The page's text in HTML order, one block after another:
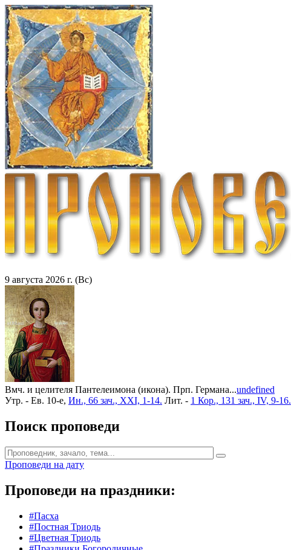
9 августа 2026 г. (Вс)
Вмч. и целителя Пантелеимона (икона). Прп. Германа...undefined
Утр. - Ев. 10-е, Ин., 66 зач., XXI, 1-14. Лит. - 1 Кор., 131 зач., IV, 9-16.
Поиск проповеди
Проповеди на дату
Проповеди на праздники:
#Пасха
#Постная Триодь
#Цветная Триодь